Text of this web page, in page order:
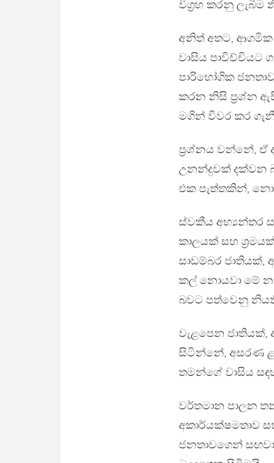
විග‍්‍රහ කරනු ලැබීම
අනිත් අතට, ආගමික
වාසිය පාවිච්චියට
පාරිභෝගික
කරන නිසි ප‍්‍රශ්න
මගින් විවර කර
ප‍්‍රශ්නය වන්නේ, ඒ
උනන්දුවක් දක්වන
එක පැත්තකින්,
ස්වකීය අභ්‍යන්තර
කාලයක් සහ
සාඩම්බර ජාතියක්,
කල් නොයවා මේ
බවට පත්වෙනු
වැළපෙන ජාතියක්,
සිටින්නේ, අසරණ
තමන්ගේ වාසිය
වර්තමාන පාලන
අකාර්යක්ෂමතාව
ජනතාවගෙන්